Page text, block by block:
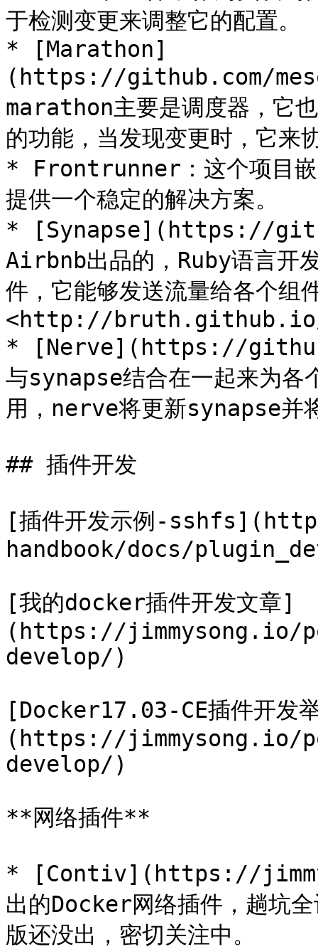
于检测变更来调整它的配置。
* [Marathon]
(https://github.com/
marathon主要是调度器，它
的功能，当发现变更时，它来
* Frontrunner：这个项目嵌
提供一个稳定的解决方案。
* [Synapse](https://
Airbnb出品的，Ruby语言开
件，它能够发送流量给各个组
<http://bruth.github.io/
* [Nerve](https://
与synapse结合在一起来为各
用，nerve将更新synapse并
## 插件开发
[插件开发示例-
handbook/docs/
[我的docker插件开发文章]
(https://jimmysong.io/
develop/)
[Docker17.03-CE插件开发
(https://jimmysong.io/
develop/)
**网络插件**
* [Contiv](https://
出的Docker网络插件，趟坑
版还没出，密切关注中。